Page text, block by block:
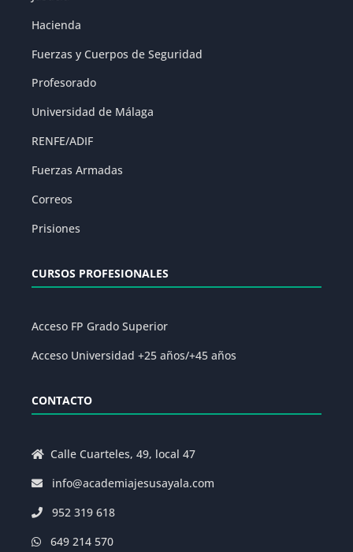
Hacienda
Fuerzas y Cuerpos de Seguridad
Profesorado
Universidad de Málaga
RENFE/ADIF
Fuerzas Armadas
Correos
Prisiones
CURSOS PROFESIONALES
Acceso FP Grado Superior
Acceso Universidad +25 años/+45 años
CONTACTO
Calle Cuarteles, 49, local 47
info@academiajesusayala.com
952 319 618
649 214 570